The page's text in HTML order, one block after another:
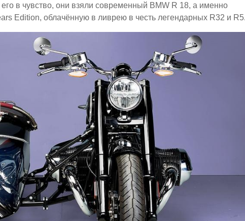
в чувство, они взяли современный BMW R 18, а именно
Edition, облачённую в ливрею в честь легендарных R32 и R5.